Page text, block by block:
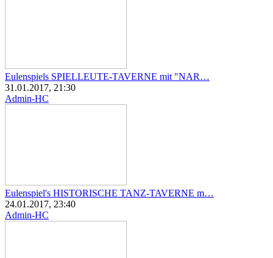
Eulenspiels SPIELLEUTE-TAVERNE mit "NAR…
31.01.2017, 21:30
Admin-HC
Eulenspiel's HISTORISCHE TANZ-TAVERNE m…
24.01.2017, 23:40
Admin-HC